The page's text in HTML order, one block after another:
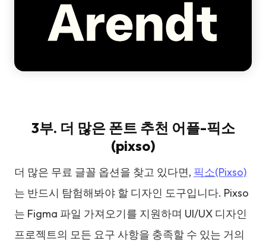
3부. 더 많은 폰트 추천 어플-픽소
(pixso)
더 많은 무료 글꼴 옵션을 찾고 있다면, 픽소(Pixso)
는 반드시 탐험해봐야 할 디자인 도구입니다. Pixso
는 Figma 파일 가져오기를 지원하며 UI/UX 디자인
프로젝트의 모든 요구 사항을 충족할 수 있는 거의